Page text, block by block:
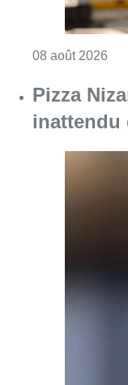
08 août 2026
Pizza
inattendu